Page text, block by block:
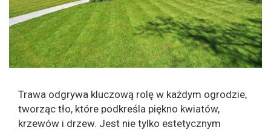
Trawa odgrywa kluczową rolę w każdym ogrodzie,
tworząc tło, które podkreśla piękno kwiatów,
krzewów i drzew. Jest nie tylko estetycznym